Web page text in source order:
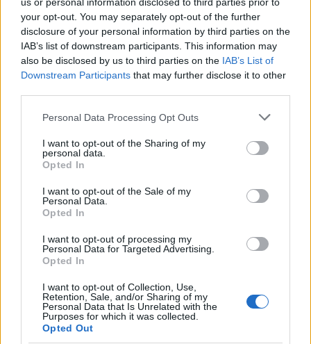
your opt-out. You may separately opt-out of the further
disclosure of your personal information by third parties on the
IAB’s list of downstream participants. This information may
also be disclosed by us to third parties on the IAB’s List of
Downstream Participants that may further disclose it to other
Please note that this website/app uses one or more Google
not limited to your visit or usage behaviour. You may click to
grant or deny consent to Google and its third-party tags to
use your data for below specified purposes in below Google
consent section.
Personal Data Processing Opt Outs
I want to opt-out of the Sharing of my
personal data.
Opted In
I want to opt-out of the Sale of my
Personal Data.
Opted In
I want to opt-out of processing my
Personal Data for Targeted Advertising.
Opted In
I want to opt-out of Collection, Use,
Retention, Sale, and/or Sharing of my
Personal Data that Is Unrelated with the
Purposes for which it was collected.
Opted Out
Από αυτά που έχουν γίνει γνωστά, το
Nokia X7-00
διαθέτει μεταλλική κατασκευή, οθόνη
με dual-LED flash, μνήμη RAM 245MB,
αποθηκευτικό χώρο 450MB, υποδοχή
τέσσερα ηχεία!
Στο παρακάτω video μπορούμε να δούμε ότι τρέχει το
Need For Speed Shift:
Φυσικά κανένα επίσημο σχόλιο μέχρι στιγμής, ούτε
λόγος για πιθανή τιμή ή ημερομηνία κυκλοφορίας.